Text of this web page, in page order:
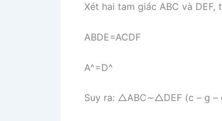
Xét hai tam giác ABC và DEF,
ABDE=ACDF
A^=D^
Suy ra: △ABC∼△DEF (c – g –